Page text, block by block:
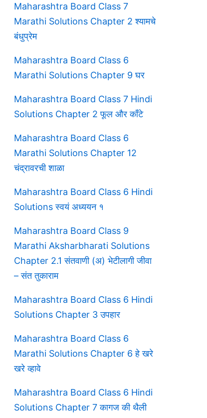
Maharashtra Board Class 7
Marathi Solutions Chapter 2 श्यामचे
बंधुप्रेम
Maharashtra Board Class 6
Marathi Solutions Chapter 9 घर
Maharashtra Board Class 7 Hindi
Solutions Chapter 2 फूल और काँटे
Maharashtra Board Class 6
Marathi Solutions Chapter 12
चंद्रावरची शाळा
Maharashtra Board Class 6 Hindi
Solutions स्वयं अध्ययन १
Maharashtra Board Class 9
Marathi Aksharbharati Solutions
Chapter 2.1 संतवाणी (अ) भेटीलागी जीवा
– संत तुकाराम
Maharashtra Board Class 6 Hindi
Solutions Chapter 3 उपहार
Maharashtra Board Class 6
Marathi Solutions Chapter 6 हे खरे
खरे व्हावे
Maharashtra Board Class 6 Hindi
Solutions Chapter 7 कागज की थैली